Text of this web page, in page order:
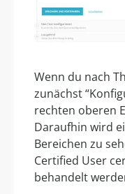
Wenn du nach
zunächst
rechten oberen
Daraufhin wird
Bereichen zu
Certified User
behandelt